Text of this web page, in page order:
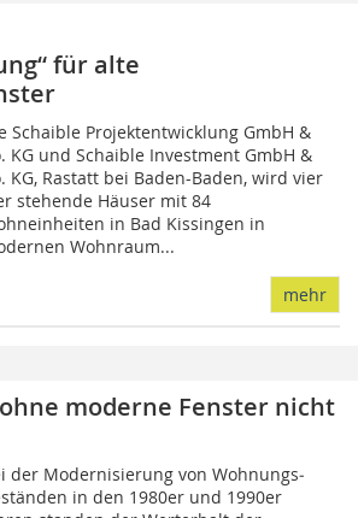
für alte
Schaible Projektentwicklung GmbH &
KG und Schaible Investment GmbH &
KG, Rastatt bei Baden-Baden, wird vier
stehende Häuser mit 84
in Bad Kissingen in
Wohnraum...
mehr
moderne Fenster nicht
der Modernisierung von Wohnungs­
in den 1980er und 1990er